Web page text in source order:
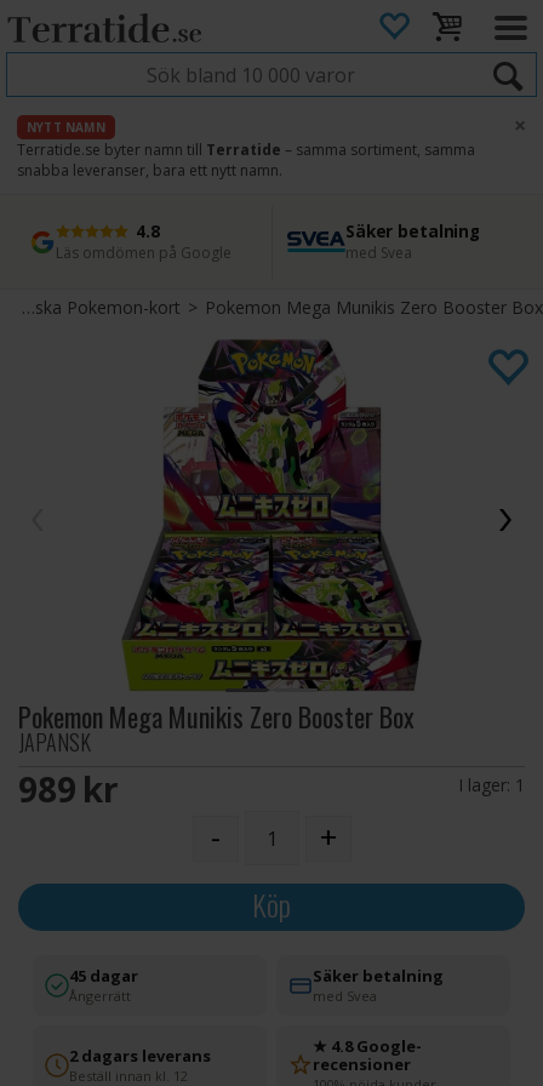
NYTT NAMN
Terratide.se byter namn till Terratide – samma sortiment, samma
snabba leveranser, bara ett nytt namn.
×
4.8
Läs omdömen på Google
Säker betalning
med Svea
Snabb leverans
Direkt från lager
45 dagars ångerrätt
Enkel retur
Japanska Pokemon-kort> Pokemon Mega Munikis Zero Booster Box
Pokemon Mega Munikis Zero Booster Box
JAPANSK
989 SEK I lager: 1
- +
Köp
45 dagar
Ångerrätt
Säker betalning
med Svea
2 dagars leverans
Beställ innan kl. 12
★ 4.8 Google-
recensioner